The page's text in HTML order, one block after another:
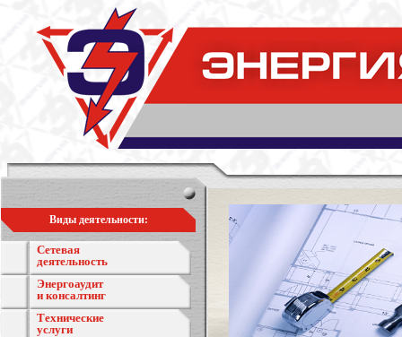
Виды деятельности:
Сетевая
деятельность
Энергоаудит
и консалтинг
Технические
услуги